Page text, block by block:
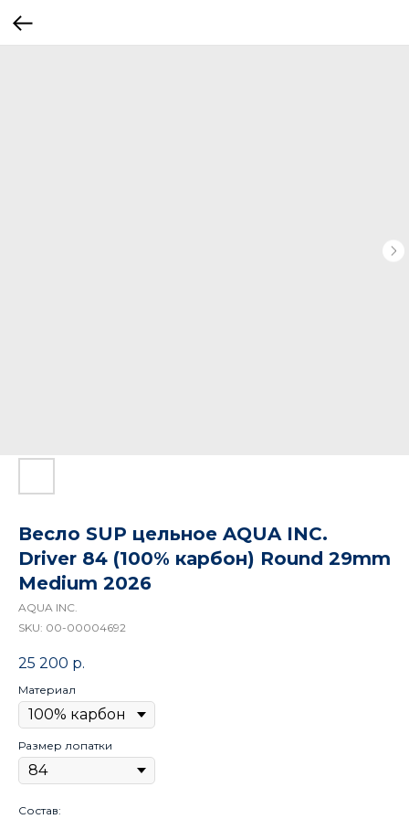
Весло SUP цельное AQUA INC.
Driver 84 (100% карбон) Round 29mm
Medium 2026
AQUA INC.
SKU: 00-00004692
25 200 р.
Материал
Размер лопатки
Состав: